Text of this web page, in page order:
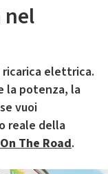
nel
ricarica elettrica.
la potenza, la
vuoi
reale della
The Road.